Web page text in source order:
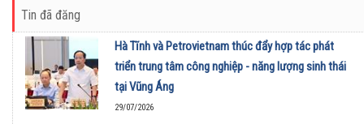
Tin đã đăng
Hà Tĩnh và Petrovietnam thúc đẩy hợp tác phát
triển trung tâm công nghiệp - năng lượng sinh thái
tại Vũng Áng
29/07/2026